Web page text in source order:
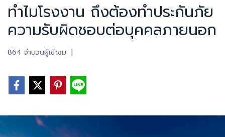
ทำไมโรงงาน ถึงต้องทำประกันภัย
ความรับผิดชอบต่อบุคคลภายนอก
864 จำนวนผู้เข้าชม |